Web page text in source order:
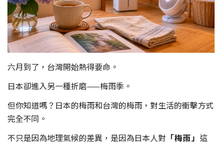
六月到了，台灣開始熱得要命。
日本卻進入另一種折磨——梅雨季。
但你知道嗎？日本的梅雨和台灣的梅雨，對生活的衝擊方式
完全不同。
不只是因為地理氣候的差異，是因為日本人對 「梅雨」 這